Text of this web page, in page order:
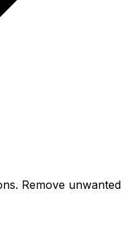
Remove unwanted